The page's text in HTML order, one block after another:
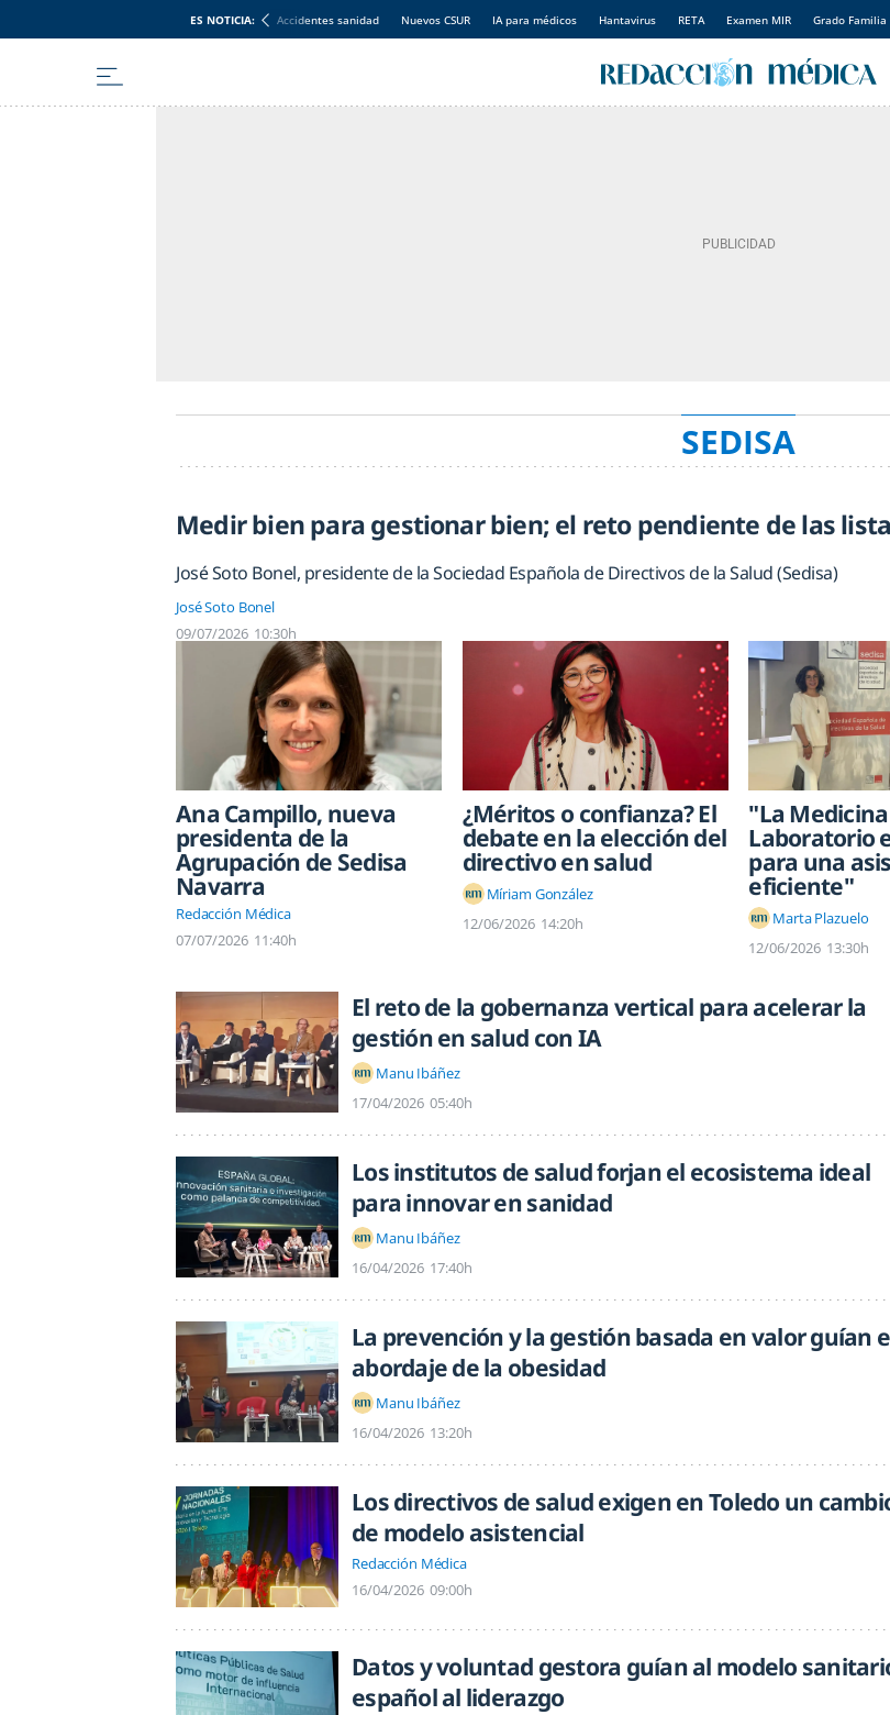
ES NOTICIA: Accidentes sanidad Nuevos CSUR IA para médicos Hantavirus RETA Examen MIR Grado Familia
SEDISA
Medir bien para gestionar bien; el reto pendiente de las
José Soto Bonel, presidente de la Sociedad Española de Directivos de la Salud (Sedisa)
José Soto Bonel
09/07/2026 10:30h
Ana Campillo, nueva
presidenta de la
Agrupación de Sedisa
Navarra
Redacción Médica
07/07/2026 11:40h
¿Méritos o confianza? El
debate en la elección del
directivo en salud
Míriam González
12/06/2026 14:20h
"La
Laboratorio
para una
eficiente"
Marta Plazuelo
12/06/2026 13:30h
El reto de la gobernanza vertical para acelerar la
gestión en salud con IA
Manu Ibáñez
17/04/2026 05:40h
Los institutos de salud forjan el ecosistema ideal
para innovar en sanidad
Manu Ibáñez
16/04/2026 17:40h
La prevención y la gestión basada en valor guían
abordaje de la obesidad
Manu Ibáñez
16/04/2026 13:20h
Los directivos de salud exigen en Toledo un
de modelo asistencial
Redacción Médica
16/04/2026 09:00h
Datos y voluntad gestora guían al modelo
español al liderazgo